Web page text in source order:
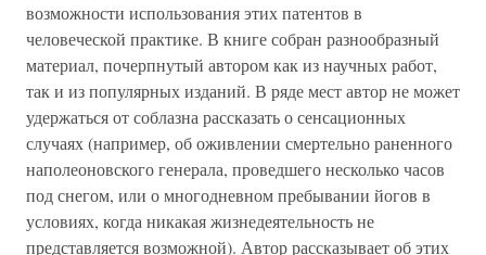
возможности использования этих патентов в
человеческой практике. В книге собран разнообразный
материал, почерпнутый автором как из научных работ,
так и из популярных изданий. В ряде мест автор не может
удержаться от соблазна рассказать о сенсационных
случаях (например, об оживлении смертельно раненного
наполеоновского генерала, проведшего несколько часов
под снегом, или о многодневном пребывании йогов в
условиях, когда никакая жизнедеятельность не
представляется возможной). Автор рассказывает об этих